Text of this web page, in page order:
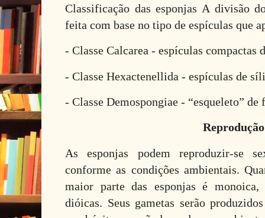
Classificação das esponjas A divisão
feita com base no tipo de espículas que
- Classe Calcarea - espículas compactas
- Classe Hexactenellida - espículas de
- Classe Demospongiae - “esqueleto” de
Reprodução
As esponjas podem reproduzir-se
conforme as condições ambientais.
maior parte das esponjas é monoica,
dióicas. Seus gametas serão